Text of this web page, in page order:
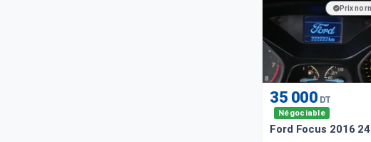
Prix
35 000 DT
Négociable
Ford Focus 2016